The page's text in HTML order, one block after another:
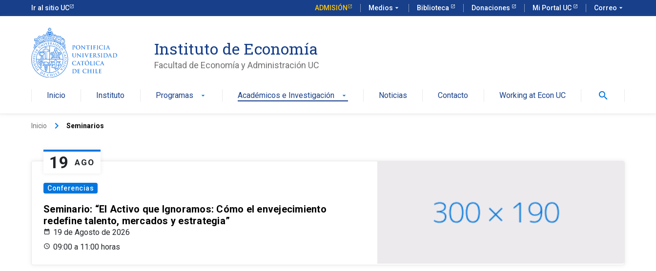
Ir al sitio UC ADMISIÓN Medios arrow_drop_down Biblioteca Donaciones Mi Portal UC Correo arrow_drop_down
Instituto de Economía
Facultad de Economía y Administración UC
Inicio Instituto Programas arrow_drop_down Académicos e Investigación arrow_drop_down Noticias Contacto Working at Econ UC search
Inicio keyboard_arrow_right Seminarios
19 AGO
Conferencias
Seminario: “El Activo que Ignoramos: Cómo el envejecimiento
redefine talento, mercados y estrategia”
19 de Agosto de 2026
09:00 a 11:00 horas